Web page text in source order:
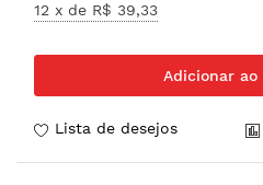
12 x de R$ 39,33
Adicionar ao
Lista de desejos